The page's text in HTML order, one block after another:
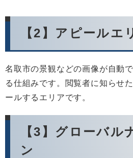
【2】アピールエ
名取市の景観などの画像が自動
る仕組みです。閲覧者に知らせ
ールするエリアです。
【3】グローバル
ン